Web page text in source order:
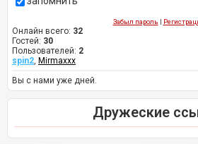
Забыл пароль |
Онлайн всего: 32
Гостей: 30
Пользователей: 2
spin2, Mirmaxxx
Вы с нами уже дней.
Дружеские